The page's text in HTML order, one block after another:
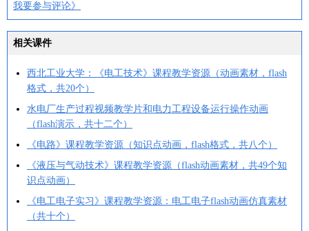
我要参与评论》
相关课件
西北工业大学：《电工技术》课程教学资源（动画素材，flash
格式，共20个）
水电厂生产过程视频教学片和电力工程设备运行操作动画
（flash演示，共十二个）
《电路》课程教学资源（知识点动画，flash格式，共八个）
《液压与气动技术》课程教学资源（flash动画素材，共49个知
识点动画）
《电工电子实习》课程教学资源：电工电子flash动画仿真素材
（共十个）